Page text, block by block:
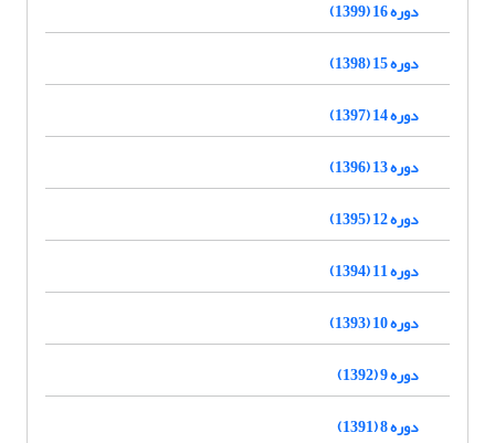
دوره 16 (1399)
دوره 15 (1398)
دوره 14 (1397)
دوره 13 (1396)
دوره 12 (1395)
دوره 11 (1394)
دوره 10 (1393)
دوره 9 (1392)
دوره 8 (1391)